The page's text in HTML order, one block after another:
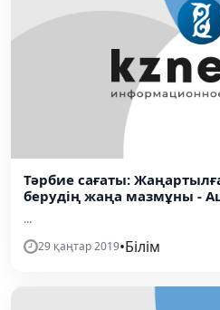
Тәрбие сағаты:
берудің жаңа мазмұны -
...
29 қаңтар 2019•Білім